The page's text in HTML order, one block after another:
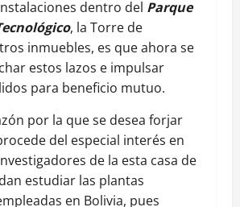
dentro del Parque
, la Torre de
inmuebles, es que ahora se
estos lazos e impulsar
para beneficio mutuo.
por la que se desea forjar
del especial interés en
de la esta casa de
estudiar las plantas
en Bolivia, pues